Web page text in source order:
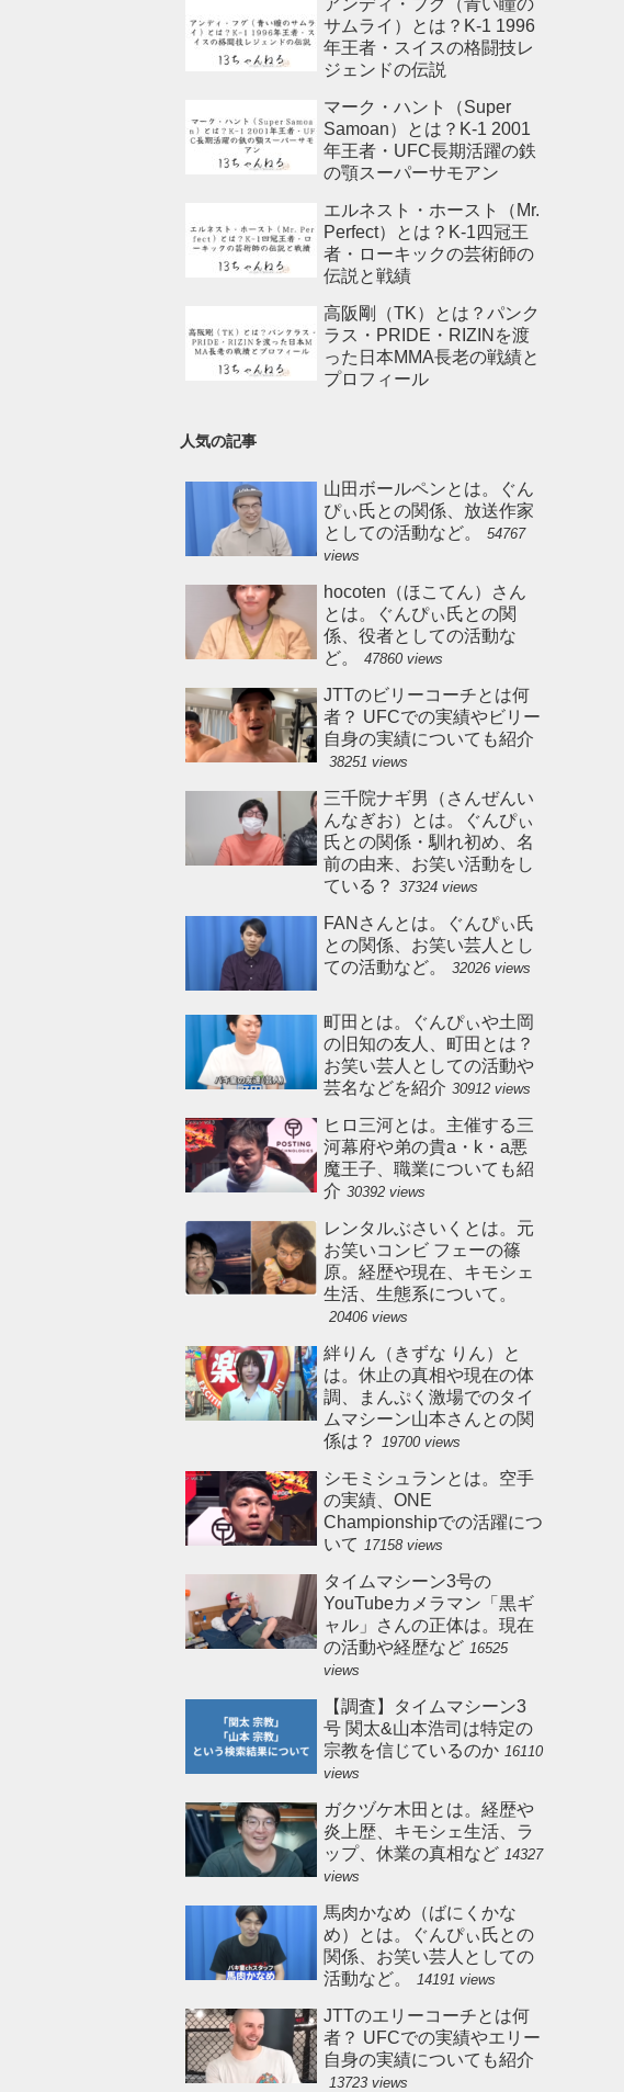
サムライ）とは？K-1 1996
年王者・スイスの格闘技レ
ジェンドの伝説
マーク・ハント（Super
Samoan）とは？K-1 2001
年王者・UFC長期活躍の鉄
の顎スーパーサモアン
エルネスト・ホースト（Mr.
Perfect）とは？K-1四冠王
者・ローキックの芸術師の
伝説と戦績
高阪剛（TK）とは？パンク
ラス・PRIDE・RIZINを渡
った日本MMA長老の戦績と
プロフィール
人気の記事
山田ボールペンとは。ぐん
ぴぃ氏との関係、放送作家
としての活動など。
54767
views
hocoten（ほこてん）さん
とは。ぐんぴぃ氏との関
係、役者としての活動な
ど。
47860 views
JTTのビリーコーチとは何
者？ UFCでの実績やビリー
自身の実績についても紹介
38251 views
三千院ナギ男（さんぜんい
んなぎお）とは。ぐんぴぃ
氏との関係・馴れ初め、名
前の由来、お笑い活動をし
ている？ 37324 views
FANさんとは。ぐんぴぃ氏
との関係、お笑い芸人とし
ての活動など。
32026 views
町田とは。ぐんぴぃや土岡
の旧知の友人、町田とは？
お笑い芸人としての活動や
芸名などを紹介 30912 views
ヒロ三河とは。主催する三
河幕府や弟の貴a・k・a悪
魔王子、職業についても紹
介 30392 views
レンタルぶさいくとは。元
お笑いコンビ フェーの篠
原。経歴や現在、キモシェ
生活、生態系について。
20406 views
絆りん（きずな りん）と
は。休止の真相や現在の体
調、まんぷく激場でのタイ
ムマシーン山本さんとの関
係は？ 19700 views
シモミシュランとは。空手
の実績、ONE
Championshipでの活躍につ
いて 17158 views
タイムマシーン3号の
YouTubeカメラマン「黒ギ
ャル」さんの正体は。現在
の活動や経歴など 16525
views
【調査】タイムマシーン3
号 関太&山本浩司は特定の
宗教を信じているのか 16110
views
ガクヅケ木田とは。経歴や
炎上歴、キモシェ生活、ラ
ップ、休業の真相など 14327
views
馬肉かなめ（ばにくかな
め）とは。ぐんぴぃ氏との
関係、お笑い芸人としての
活動など。
14191 views
JTTのエリーコーチとは何
者？ UFCでの実績やエリー
自身の実績についても紹介
13723 views